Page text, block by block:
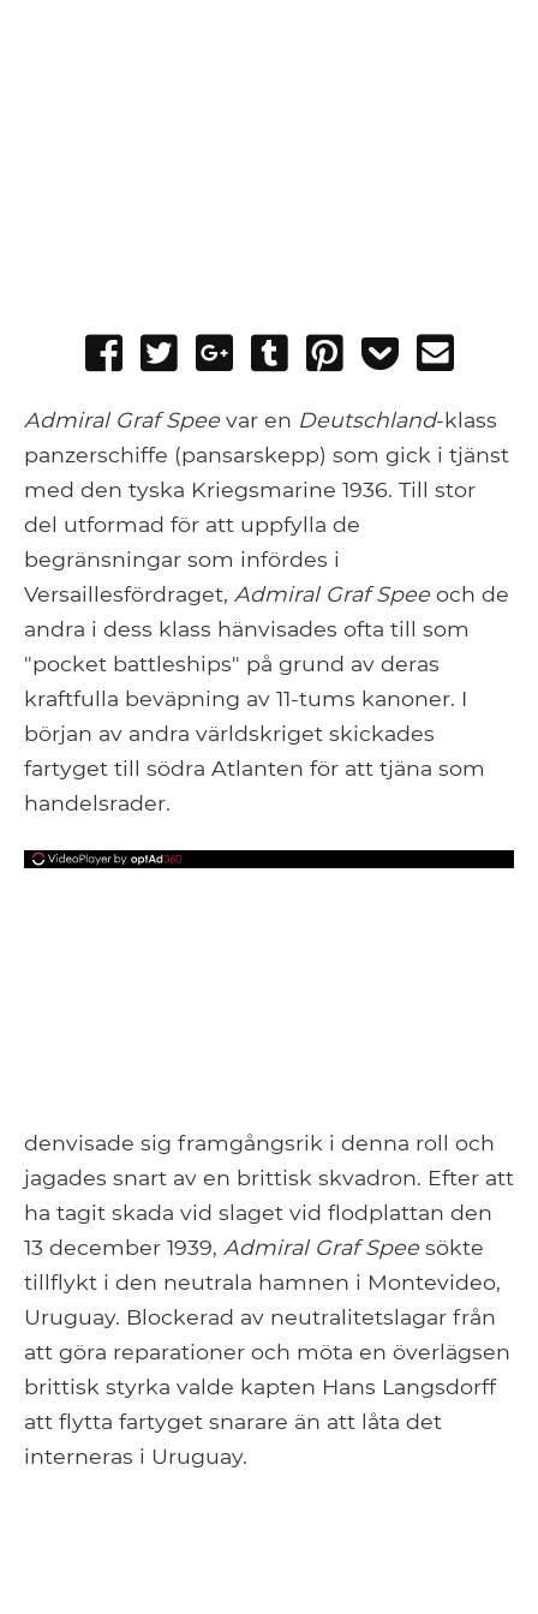
Share
Facebook
Tweet
Share
Google+
Post
Tumblr
Pin
Add
Pocket
Admiral Graf Spee var en Deutschland-klass
panzerschiffe (pansarskepp) som gick i tjänst
med den tyska Kriegsmarine 1936. Till stor
del utformad för att uppfylla de
begränsningar som infördes i
Versaillesfördraget, Admiral Graf Spee och de
andra i dess klass hänvisades ofta till som
"pocket battleships" på grund av deras
kraftfulla beväpning av 11-tums kanoner. I
början av andra världskriget skickades
fartyget till södra Atlanten för att tjäna som
handelsrader.
denvisade sig framgångsrik i denna roll och
jagades snart av en brittisk skvadron. Efter att
ha tagit skada vid slaget vid flodplattan den
13 december 1939, Admiral Graf Spee sökte
tillflykt i den neutrala hamnen i Montevideo,
Uruguay. Blockerad av neutralitetslagar från
att göra reparationer och möta en överlägsen
brittisk styrka valde kapten Hans Langsdorff
att flytta fartyget snarare än att låta det
interneras i Uruguay.